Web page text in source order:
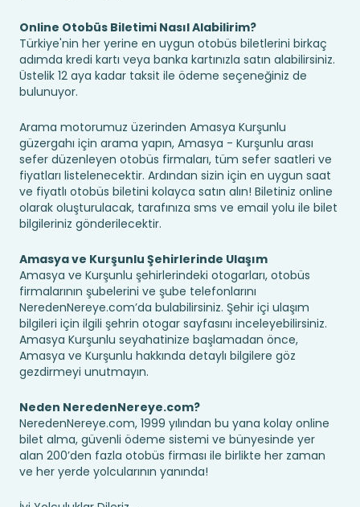
Online Otobüs Biletimi Nasıl Alabilirim?
Türkiye'nin her yerine en uygun otobüs biletlerini birkaç
adımda kredi kartı veya banka kartınızla satın alabilirsiniz.
Üstelik 12 aya kadar taksit ile ödeme seçeneğiniz de
bulunuyor.
Arama motorumuz üzerinden Amasya Kurşunlu
güzergahı için arama yapın, Amasya - Kurşunlu arası
sefer düzenleyen otobüs firmaları, tüm sefer saatleri ve
fiyatları listelenecektir. Ardından sizin için en uygun saat
ve fiyatlı otobüs biletini kolayca satın alın! Biletiniz online
olarak oluşturulacak, tarafınıza sms ve email yolu ile bilet
bilgileriniz gönderilecektir.
Amasya ve Kurşunlu Şehirlerinde Ulaşım
Amasya ve Kurşunlu şehirlerindeki otogarları, otobüs
firmalarının şubelerini ve şube telefonlarını
NeredenNereye.com’da bulabilirsiniz. Şehir içi ulaşım
bilgileri için ilgili şehrin otogar sayfasını inceleyebilirsiniz.
Amasya Kurşunlu seyahatinize başlamadan önce,
Amasya ve Kurşunlu hakkında detaylı bilgilere göz
gezdirmeyi unutmayın.
Neden NeredenNereye.com?
NeredenNereye.com, 1999 yılından bu yana kolay online
bilet alma, güvenli ödeme sistemi ve bünyesinde yer
alan 200’den fazla otobüs firması ile birlikte her zaman
ve her yerde yolcularının yanında!